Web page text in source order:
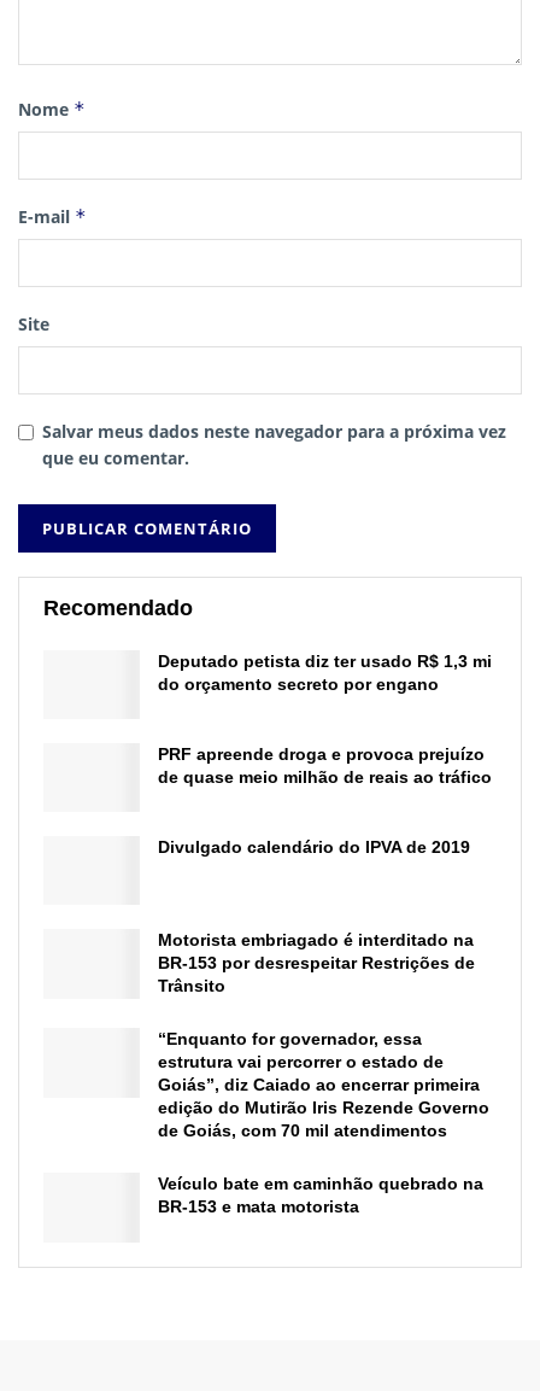
Nome *
E-mail *
Site
Salvar meus dados neste navegador para a próxima vez
que eu comentar.
Recomendado
Deputado petista diz ter usado R$ 1,3 mi
do orçamento secreto por engano
PRF apreende droga e provoca prejuízo
de quase meio milhão de reais ao tráfico
Divulgado calendário do IPVA de 2019
Motorista embriagado é interditado na
BR-153 por desrespeitar Restrições de
Trânsito
“Enquanto for governador, essa
estrutura vai percorrer o estado de
Goiás”, diz Caiado ao encerrar primeira
edição do Mutirão Iris Rezende Governo
de Goiás, com 70 mil atendimentos
Veículo bate em caminhão quebrado na
BR-153 e mata motorista